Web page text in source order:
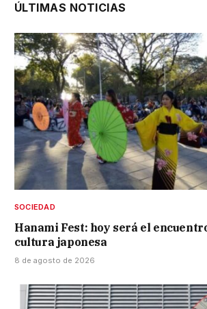
ÚLTIMAS NOTICIAS
SOCIEDAD
Hanami Fest: hoy será el
cultura japonesa
8 de agosto de 2026